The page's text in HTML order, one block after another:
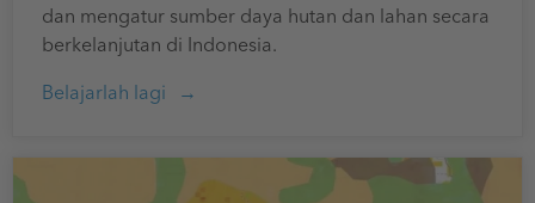
dan mengatur sumber daya hutan dan lahan secara
berkelanjutan di Indonesia.
Belajarlah lagi